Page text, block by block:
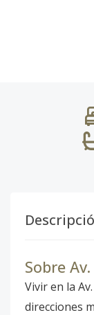
Sobre
Vivir en la
direcciones